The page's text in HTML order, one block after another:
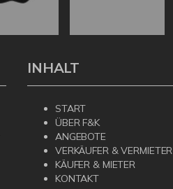
INHALT
START
ÜBER F&K
ANGEBOTE
VERKÄUFER & VERMIETER
KÄUFER & MIETER
KONTAKT